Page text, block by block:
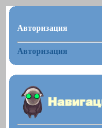
Авторизация
Авторизация